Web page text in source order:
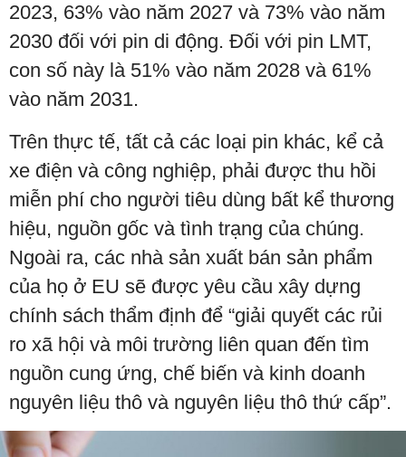
2023, 63% vào năm 2027 và 73% vào năm
2030 đối với pin di động. Đối với pin LMT,
con số này là 51% vào năm 2028 và 61%
vào năm 2031.
Trên thực tế, tất cả các loại pin khác, kể cả
xe điện và công nghiệp, phải được thu hồi
miễn phí cho người tiêu dùng bất kể thương
hiệu, nguồn gốc và tình trạng của chúng.
Ngoài ra, các nhà sản xuất bán sản phẩm
của họ ở EU sẽ được yêu cầu xây dựng
chính sách thẩm định để “giải quyết các rủi
ro xã hội và môi trường liên quan đến tìm
nguồn cung ứng, chế biến và kinh doanh
nguyên liệu thô và nguyên liệu thô thứ cấp”.